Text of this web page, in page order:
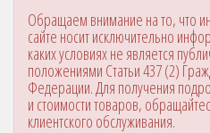
Обращаем внимание на то, что
сайте носит исключительно
каких условиях не является
положениями Статьи 437 (2)
Федерации. Для получения
и стоимости товаров,
клиентского обслуживания.